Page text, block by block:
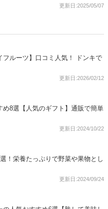
更新日:2025/05/07
フルーツ】口コミ人気！ ドンキで
更新日:2026/02/12
め8選【人気のギフト】通販で簡単
更新日:2024/10/22
！栄養たっぷりで野菜や果物とし
更新日:2024/09/24